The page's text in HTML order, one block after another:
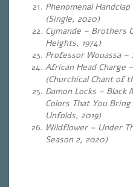
Phenomenal
(Single, 2020)
Cymande – Brothers
Heights, 1974)
Professor Wouassa –
African Head Charge
(Churchical Chant of
Damon Locks – Black
Colors That You
Unfolds, 2019)
Wildflower – Under
Season 2, 2020)